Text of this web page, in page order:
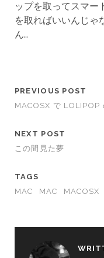
ップを取ってスマー
を取ればいいんじゃ
ん…
PREVIOUS POST
MACOSX で LOLIPOP
NEXT POST
この間見た夢
TAGS
MAC
MAC MACOSX